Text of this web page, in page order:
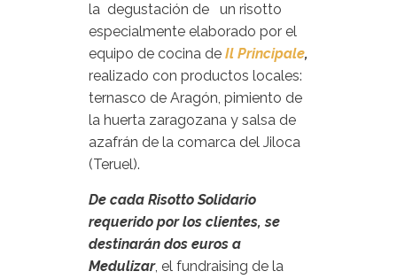
la degustación de un risotto
especialmente elaborado por el
equipo de cocina de Il Principale,
realizado con productos locales:
ternasco de Aragón, pimiento de
la huerta zaragozana y salsa de
azafrán de la comarca del Jiloca
(Teruel).
De cada Risotto Solidario
requerido por los clientes, se
destinarán dos euros a
Medulizar, el fundraising de la